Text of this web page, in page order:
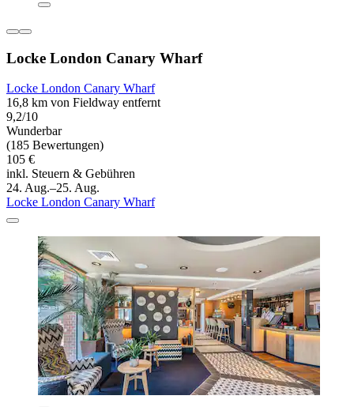
Locke London Canary Wharf
Locke London Canary Wharf
16,8 km von Fieldway entfernt
9,2/10
Wunderbar
(185 Bewertungen)
105 €
inkl. Steuern & Gebühren
24. Aug.–25. Aug.
Locke London Canary Wharf